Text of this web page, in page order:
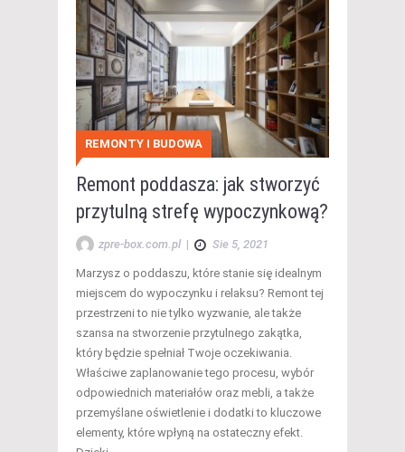
REMONTY I BUDOWA
Remont poddasza: jak stworzyć
przytulną strefę wypoczynkową?
zpre-box.com.pl | Sie 5, 2021
Marzysz o poddaszu, które stanie się idealnym
miejscem do wypoczynku i relaksu? Remont tej
przestrzeni to nie tylko wyzwanie, ale także
szansa na stworzenie przytulnego zakątka,
który będzie spełniał Twoje oczekiwania.
Właściwe zaplanowanie tego procesu, wybór
odpowiednich materiałów oraz mebli, a także
przemyślane oświetlenie i dodatki to kluczowe
elementy, które wpłyną na ostateczny efekt.